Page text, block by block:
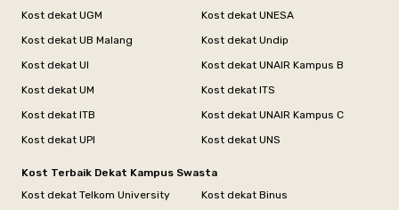
Kost dekat UGM
Kost dekat UNESA
Kost dekat UB Malang
Kost dekat Undip
Kost dekat UI
Kost dekat UNAIR Kampus B
Kost dekat UM
Kost dekat ITS
Kost dekat ITB
Kost dekat UNAIR Kampus C
Kost dekat UPI
Kost dekat UNS
Kost Terbaik Dekat Kampus Swasta
Kost dekat Telkom University
Kost dekat Binus